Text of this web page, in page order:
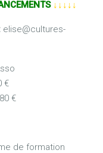
↓↓↓↓↓
elise@cultures-
€
€
de formation